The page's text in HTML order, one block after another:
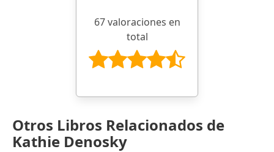
67 valoraciones en
total
Otros Libros Relacionados de
Kathie Denosky